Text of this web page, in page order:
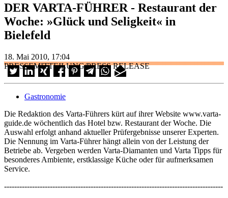
DER VARTA-FÜHRER - Restaurant der
Woche: »Glück und Seligkeit« in
Bielefeld
18. Mai 2010, 17:04
PRESSEMITTEILUNG/PRESS RELEASE
Gastronomie
Die Redaktion des Varta-Führers kürt auf ihrer Website www.varta-
guide.de wöchentlich das Hotel bzw. Restaurant der Woche. Die
Auswahl erfolgt anhand aktueller Prüfergebnisse unserer Experten.
Die Nennung im Varta-Führer hängt allein von der Leistung der
Betriebe ab. Vergeben werden Varta-Diamanten und Varta Tipps für
besonderes Ambiente, erstklassige Küche oder für aufmerksamen
Service.
--------------------------------------------------------------------------------------